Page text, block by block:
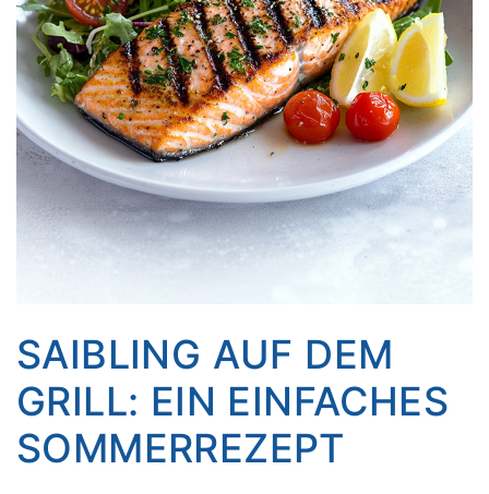
SAIBLING AUF DEM
GRILL: EIN EINFACHES
SOMMERREZEPT